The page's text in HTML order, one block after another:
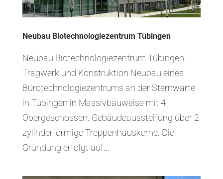
Neubau Biotechnologiezentrum Tübingen
Neubau Biotechnologiezentrum Tübingen ;
Tragwerk und Konstruktion Neubau eines
Bürotechnologiezentrums an der Sternwarte
in Tübingen in Massivbauweise mit 4
Obergeschossen. Gebäudeaussteifung über 2
zylinderförmige Treppenhauskerne. Die
Gründung erfolgt auf...